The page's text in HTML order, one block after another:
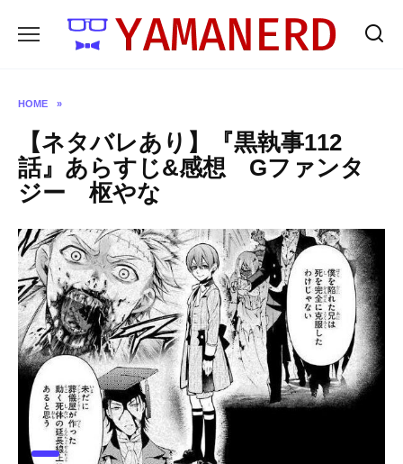
HOME »
【ネタバレあり】『黒執事112
話』あらすじ&感想 Gファンタ
ジー 枢やな